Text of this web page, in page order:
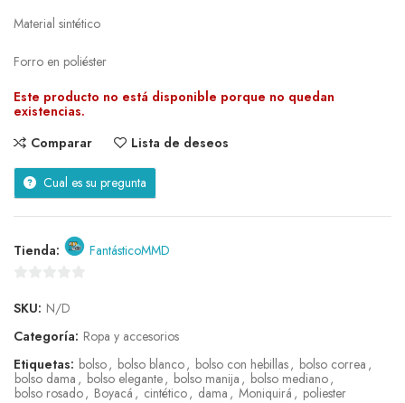
Material sintético
Forro en poliéster
Este producto no está disponible porque no quedan
existencias.
Comparar
Lista de deseos
Cual es su pregunta
Tienda: FantásticoMMD
de
5
SKU: N/D
Categoría: Ropa y accesorios
Etiquetas: bolso, bolso blanco, bolso con hebillas, bolso correa ,
bolso dama , bolso elegante, bolso manija , bolso mediano,
bolso rosado, Boyacá , cintético, dama , Moniquirá , poliester